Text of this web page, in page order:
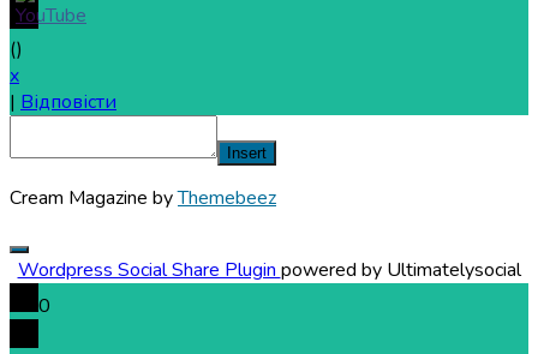
()
x
| Відповісти
Insert
Cream Magazine byThemebeez
Wordpress Social Share Plugin powered by Ultimatelysocial
0